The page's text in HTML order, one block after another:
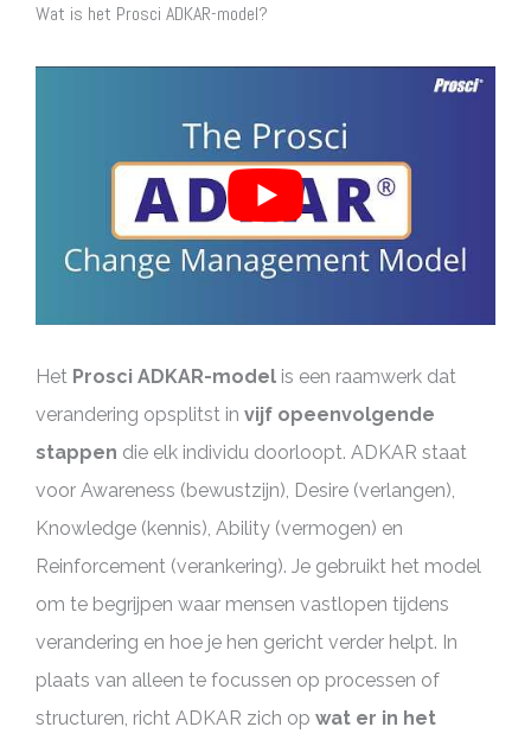
Wat is het Prosci ADKAR-model?
Het Prosci ADKAR-model is een raamwerk dat
verandering opsplitst in vijf opeenvolgende
stappen die elk individu doorloopt. ADKAR staat
voor Awareness (bewustzijn), Desire (verlangen),
Knowledge (kennis), Ability (vermogen) en
Reinforcement (verankering). Je gebruikt het model
om te begrijpen waar mensen vastlopen tijdens
verandering en hoe je hen gericht verder helpt. In
plaats van alleen te focussen op processen of
structuren, richt ADKAR zich op wat er in het